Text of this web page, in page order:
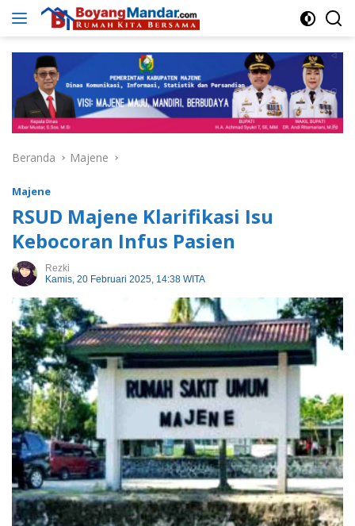
Langsung
Beranda Majene
Majene
RSUD Majene Klarifikasi Isu
Kebocoran Infus Pasien
Rezki
Kamis, 20 Februari 2025, 14:38 WITA